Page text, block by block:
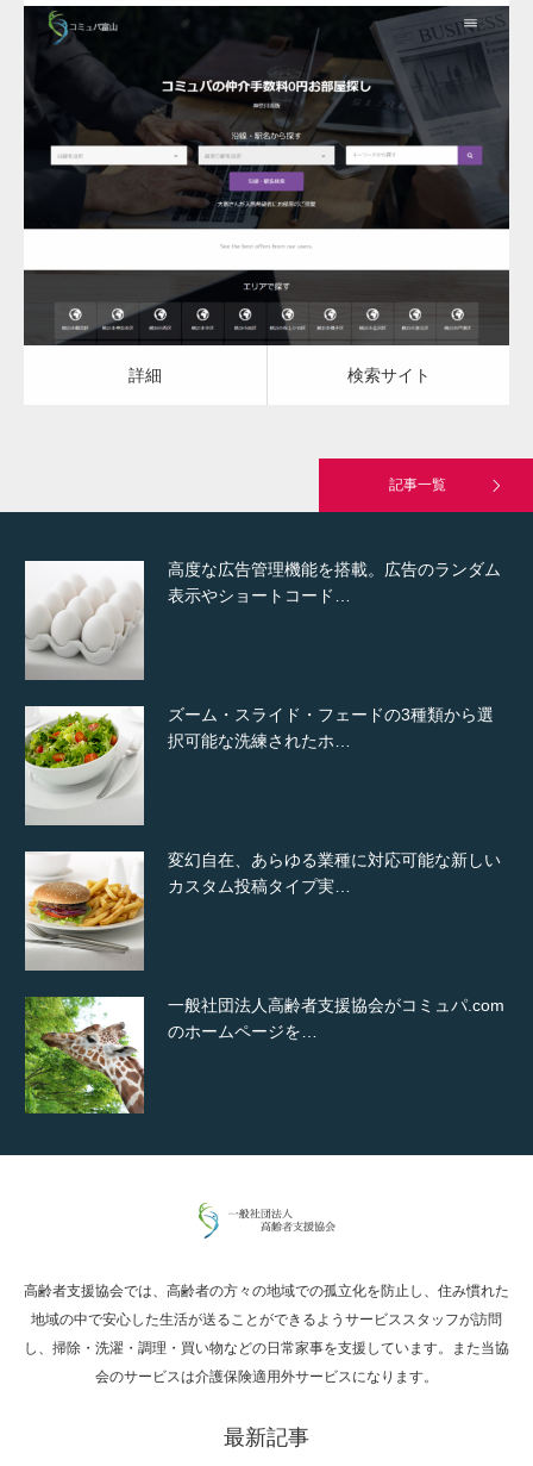
更新日： 2023.03.09
サービス付き高齢者向け住宅
詳細 検索サイト
詳細 検索サイト
記事一覧
通常投稿
Hello world!
高度な広告管理機能を搭載。広告のランダム
表示やショートコード…
ズーム・スライド・フェードの3種類から選
択可能な洗練されたホ…
変幻自在、あらゆる業種に対応可能な新しい
カスタム投稿タイプ実…
一般社団法人高齢者支援協会がコミュパ.com
のホームページを…
通常投稿
Hello world!
究極的に実用性を重視した「フッターバー」
高齢者支援協会では、高齢者の方々の地域での孤立化を防止し、住み慣れた
地域の中で安心した生活が送ることができるようサービススタッフが訪問
し、掃除・洗濯・調理・買い物などの日常家事を支援しています。また当協
会のサービスは介護保険適用外サービスになります。
最新記事